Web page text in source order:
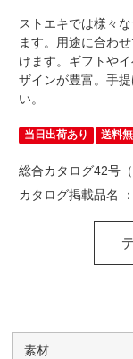
ストエキでは様々
ます。用途に合わ
けます。ギフトや
ザインが豊富。手
い。
当日出荷あり 送料
総合カタログ42号（
カタログ掲載品名
素材